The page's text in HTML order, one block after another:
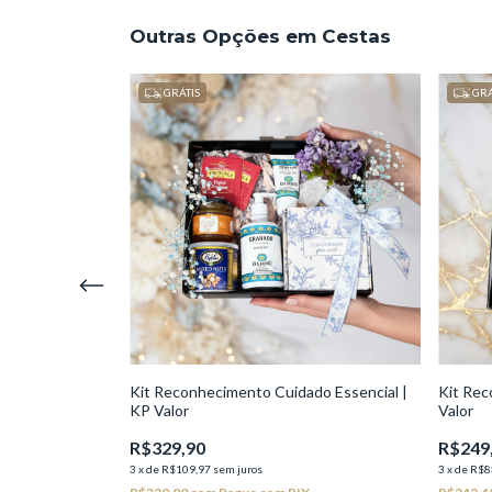
Outras Opções em Cestas
GRÁTIS
Kit Reconhecimento Cuidado Essencial |
KP Valor
R$329,90
3 xde R$109,97 sem juros
Kit
Valor
3 xde